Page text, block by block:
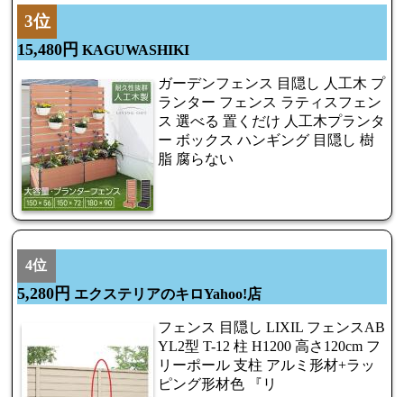
3位
15,480円 KAGUWASHIKI
ガーデンフェンス 目隠し 人工木 プ
ランター フェンス ラティスフェン
ス 選べる 置くだけ 人工木プランタ
ー ボックス ハンギング 目隠し 樹
脂 腐らない
4位
5,280円 エクステリアのキロYahoo!店
フェンス 目隠し LIXIL フェンスAB
YL2型 T-12 柱 H1200 高さ120cm フ
リーポール 支柱 アルミ形材+ラッ
ピング形材色 『リ